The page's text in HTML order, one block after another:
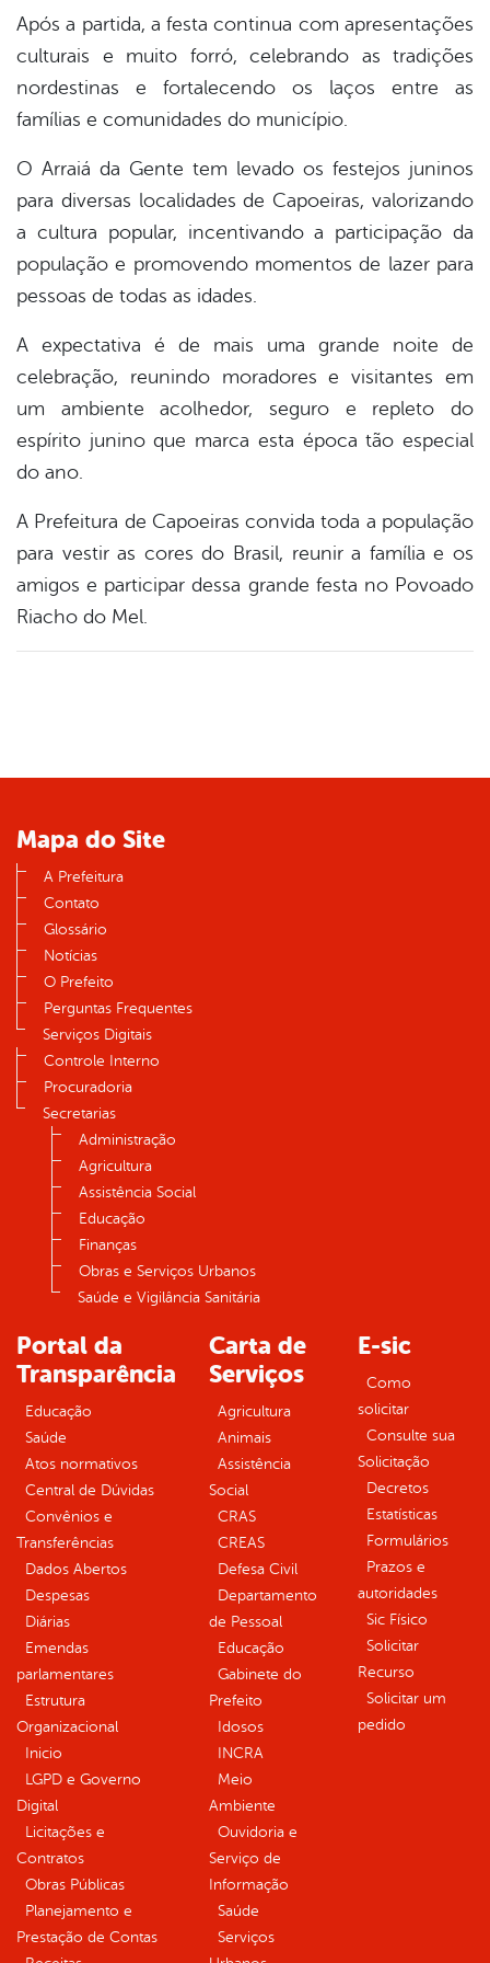
Após a partida, a festa continua com apresentações
culturais e muito forró, celebrando as tradições
nordestinas e fortalecendo os laços entre as
famílias e comunidades do município.
O Arraiá da Gente tem levado os festejos juninos
para diversas localidades de Capoeiras, valorizando
a cultura popular, incentivando a participação da
população e promovendo momentos de lazer para
pessoas de todas as idades.
A expectativa é de mais uma grande noite de
celebração, reunindo moradores e visitantes em
um ambiente acolhedor, seguro e repleto do
espírito junino que marca esta época tão especial
do ano.
A Prefeitura de Capoeiras convida toda a população
para vestir as cores do Brasil, reunir a família e os
amigos e participar dessa grande festa no Povoado
Riacho do Mel.
Mapa do Site
A Prefeitura
Contato
Glossário
Notícias
O Prefeito
Perguntas Frequentes
Serviços Digitais
Controle Interno
Procuradoria
Secretarias
Administração
Agricultura
Assistência Social
Educação
Finanças
Obras e Serviços Urbanos
Saúde e Vigilância Sanitária
Portal da
Transparência
Educação
Saúde
Atos normativos
Central de Dúvidas
Convênios e
Transferências
Dados Abertos
Despesas
Diárias
Emendas
parlamentares
Estrutura
Organizacional
Inicio
LGPD e Governo
Digital
Licitações e
Contratos
Obras Públicas
Planejamento e
Prestação de Contas
Carta de
Serviços
Agricultura
Animais
Assistência
Social
CRAS
CREAS
Defesa Civil
Departamento
de Pessoal
Educação
Gabinete do
Prefeito
Idosos
INCRA
Meio
Ambiente
Ouvidoria e
Serviço de
Informação
Saúde
Serviços
E-sic
Como
solicitar
Consulte sua
Solicitação
Decretos
Estatísticas
Formulários
Prazos e
autoridades
Sic Físico
Solicitar
Recurso
Solicitar um
pedido